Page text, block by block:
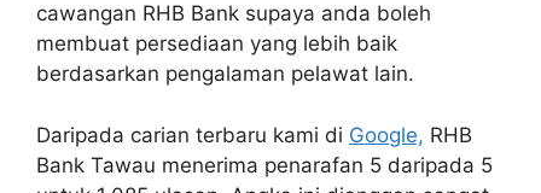
cawangan RHB Bank supaya anda boleh
membuat persediaan yang lebih baik
berdasarkan pengalaman pelawat lain.
Daripada carian terbaru kami di Google, RHB
Bank Tawau menerima penarafan 5 daripada 5